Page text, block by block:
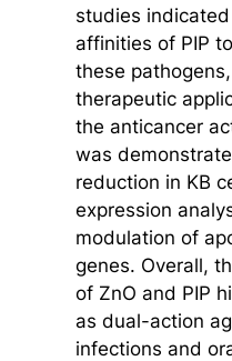
studies
affinities of PIP
these
therapeutic
the anticancer
was
reduction in KB
expression
modulation of
genes. Overall,
of ZnO and PIP
as dual-action
infections and